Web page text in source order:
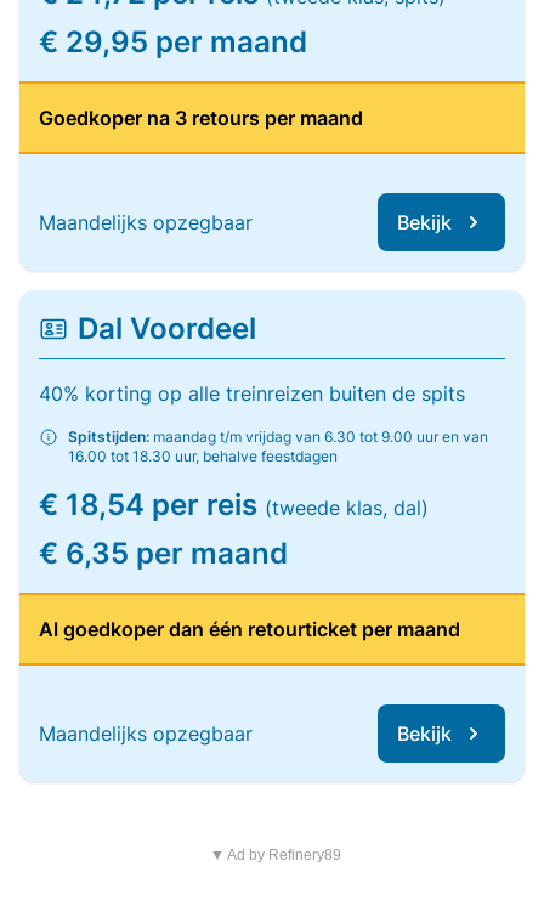
€ 29,95 per maand
Goedkoper na 3 retours per maand
Maandelijks opzegbaar Bekijk
Dal Voordeel
40% korting op alle treinreizen buiten de spits
Spitstijden: maandag t/m vrijdag van 6.30 tot 9.00 uur en van
16.00 tot 18.30 uur, behalve feestdagen
€ 18,54 per reis (tweede klas, dal)
€ 6,35 per maand
Al goedkoper dan één retourticket per maand
Maandelijks opzegbaar Bekijk
▼ Ad by Refinery89